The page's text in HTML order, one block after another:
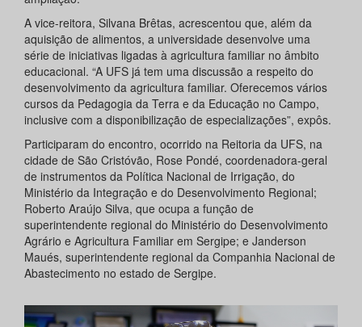
A vice-reitora, Silvana Brêtas, acrescentou que, além da
aquisição de alimentos, a universidade desenvolve uma
série de iniciativas ligadas à agricultura familiar no âmbito
educacional. “A UFS já tem uma discussão a respeito do
desenvolvimento da agricultura familiar. Oferecemos vários
cursos da Pedagogia da Terra e da Educação no Campo,
inclusive com a disponibilização de especializações”, expôs.
Participaram do encontro, ocorrido na Reitoria da UFS, na
cidade de São Cristóvão, Rose Pondé, coordenadora-geral
de instrumentos da Política Nacional de Irrigação, do
Ministério da Integração e do Desenvolvimento Regional;
Roberto Araújo Silva, que ocupa a função de
superintendente regional do Ministério do Desenvolvimento
Agrário e Agricultura Familiar em Sergipe; e Janderson
Maués, superintendente regional da Companhia Nacional de
Abastecimento no estado de Sergipe.